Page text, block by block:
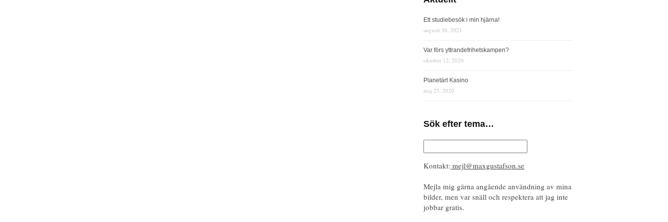
Ett studiebesök i min hjärna!
augusti 30, 2021
Var förs yttrandefrihetskampen?
oktober 12, 2020
Planetärt Kasino
maj 25, 2020
Sök efter tema…
Kontakt: mejl@maxgustafson.se
Mejla mig gärna angående användning av mina
bilder, men var snäll och respektera att jag inte
jobbar gratis.